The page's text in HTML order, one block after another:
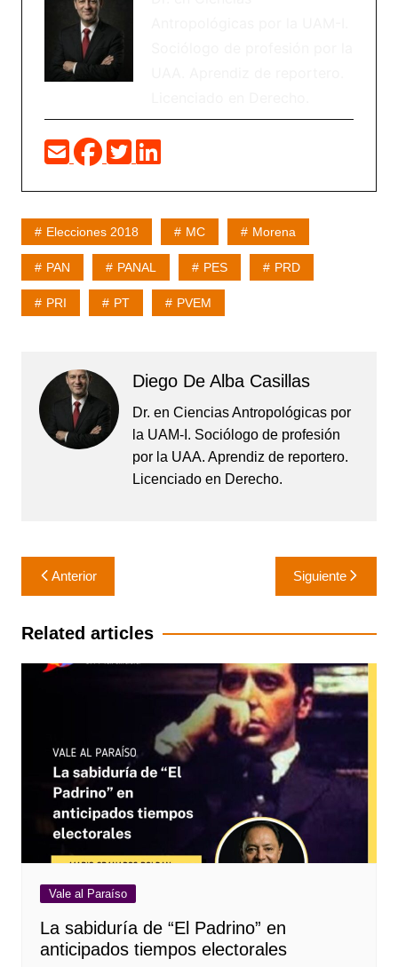
Elecciones 2018 MC Morena
PAN PANAL PES PRD
PRI PT PVEM
Diego De Alba Casillas
Dr. en Ciencias Antropológicas por
la UAM-I. Sociólogo de profesión
por la UAA. Aprendiz de reportero.
Licenciado en Derecho.
Navegación
de
entradas
Anterior Siguiente
Related articles
Vale al Paraíso
La sabiduría de “El Padrino” en
anticipados tiempos electorales